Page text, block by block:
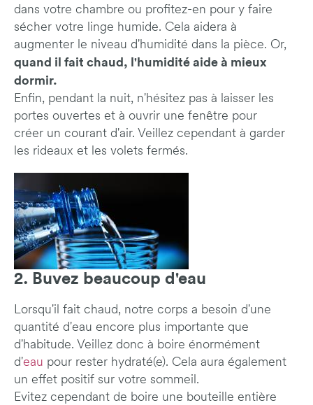
dans votre chambre ou profitez-en pour y faire
sécher votre linge humide. Cela aidera à
augmenter le niveau d'humidité dans la pièce. Or,
quand il fait chaud, l'humidité aide à mieux
dormir.
Enfin, pendant la nuit, n'hésitez pas à laisser les
portes ouvertes et à ouvrir une fenêtre pour
créer un courant d'air. Veillez cependant à garder
les rideaux et les volets fermés.
2. Buvez beaucoup d'eau
Lorsqu'il fait chaud, notre corps a besoin d'une
quantité d'eau encore plus importante que
d'habitude. Veillez donc à boire énormément
d'eau pour rester hydraté(e). Cela aura également
un effet positif sur votre sommeil.
Evitez cependant de boire une bouteille entière